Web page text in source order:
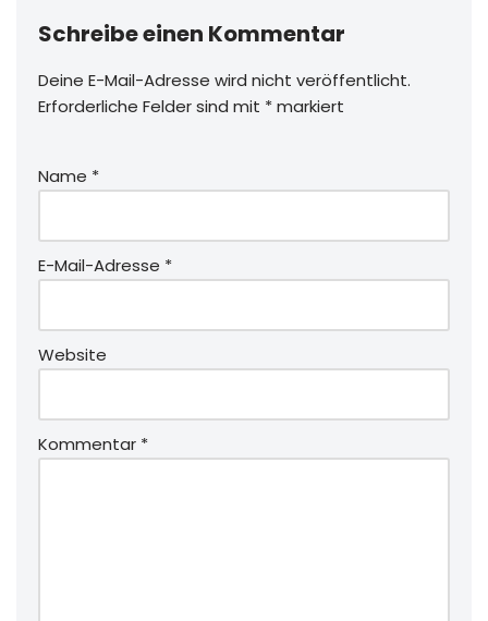
Schreibe einen Kommentar
Deine E-Mail-Adresse wird nicht veröffentlicht.
Erforderliche Felder sind mit *markiert
Name *
E-Mail-Adresse *
Website
Kommentar *